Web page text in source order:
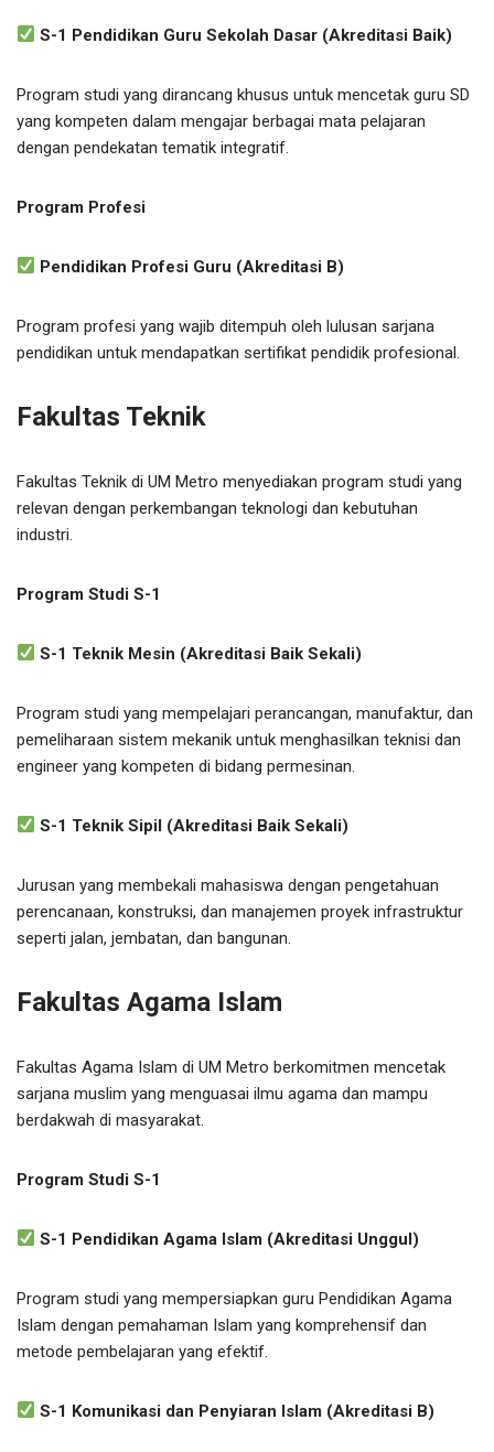
S-1 Pendidikan Guru Sekolah Dasar (Akreditasi Baik)
Program studi yang dirancang khusus untuk mencetak guru SD
yang kompeten dalam mengajar berbagai mata pelajaran
dengan pendekatan tematik integratif.
Program Profesi
Pendidikan Profesi Guru (Akreditasi B)
Program profesi yang wajib ditempuh oleh lulusan sarjana
pendidikan untuk mendapatkan sertifikat pendidik profesional.
Fakultas Teknik
Fakultas Teknik di UM Metro menyediakan program studi yang
relevan dengan perkembangan teknologi dan kebutuhan
industri.
Program Studi S-1
S-1 Teknik Mesin (Akreditasi Baik Sekali)
Program studi yang mempelajari perancangan, manufaktur, dan
pemeliharaan sistem mekanik untuk menghasilkan teknisi dan
engineer yang kompeten di bidang permesinan.
S-1 Teknik Sipil (Akreditasi Baik Sekali)
Jurusan yang membekali mahasiswa dengan pengetahuan
perencanaan, konstruksi, dan manajemen proyek infrastruktur
seperti jalan, jembatan, dan bangunan.
Fakultas Agama Islam
Fakultas Agama Islam di UM Metro berkomitmen mencetak
sarjana muslim yang menguasai ilmu agama dan mampu
berdakwah di masyarakat.
Program Studi S-1
S-1 Pendidikan Agama Islam (Akreditasi Unggul)
Program studi yang mempersiapkan guru Pendidikan Agama
Islam dengan pemahaman Islam yang komprehensif dan
metode pembelajaran yang efektif.
S-1 Komunikasi dan Penyiaran Islam (Akreditasi B)